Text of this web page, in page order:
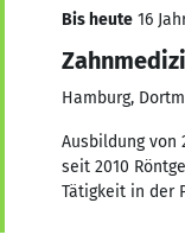
Bis heute 16
Hamburg,
Ausbildung von
seit 2010
Tätigkeit in der